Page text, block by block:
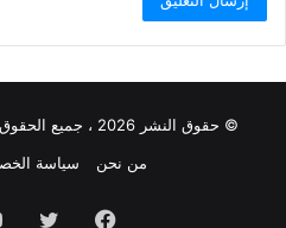
© حقوق النشر 2026 ، جميع الحقوق محفوظة |
من نحن
سياسة
فيسبوك تويتر